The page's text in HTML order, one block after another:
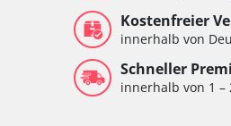
Kostenfreier
innerhalb von
Schneller
innerhalb von 1 –